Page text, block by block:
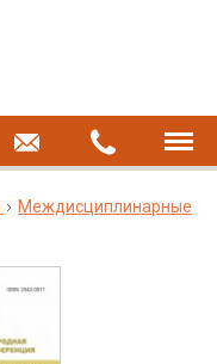
Междисциплинарные